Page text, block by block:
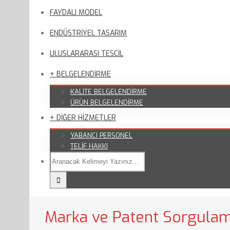
FAYDALI MODEL
ENDÜSTRİYEL TASARIM
ULUSLARARASI TESCİL
+ BELGELENDİRME
KALİTE BELGELENDİRME
ÜRÜN BELGELENDİRME
+ DİĞER HİZMETLER
YABANCI PERSONEL
TELİF HAKKI
Marka ve Patent